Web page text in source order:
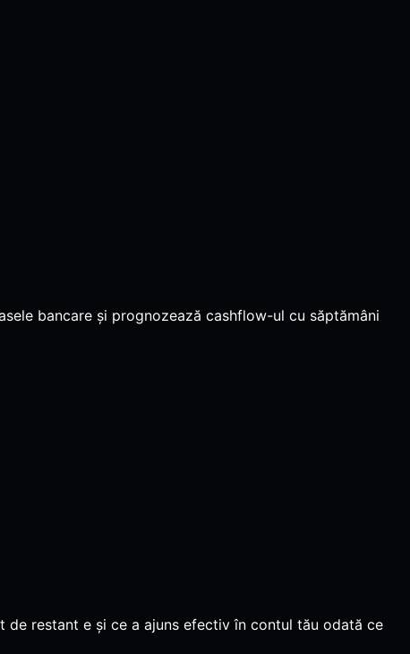
bancare și prognozează cashflow-ul cu săptămâni
de restant e și ce a ajuns efectiv în contul tău odată ce